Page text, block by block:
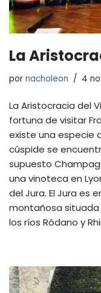
La
por nacholeon 4
La Aristocracia del
fortuna de visitar
existe una especie
cúspide se
supuesto
una vinoteca en
del Jura. El Jura es
montañosa situada
los ríos Ródano y